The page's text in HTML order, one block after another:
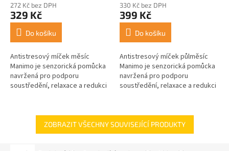
272 Kč bez DPH
329 Kč
Do košíku
Antistresový míček měsíc
Manimo je senzorická pomůcka
navržená pro podporu
soustředění, relaxace a redukci
dotek, což...
330 Kč bez DPH
399 Kč
Do košíku
Antistresový míček půlměsíc
Manimo je senzorická pomůcka
navržená pro podporu
soustředění, relaxace a redukci
dotek, což...
ZOBRAZIT VŠECHNY SOUVISEJÍCÍ PRODUKTY